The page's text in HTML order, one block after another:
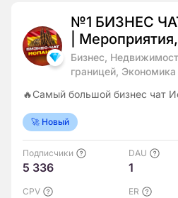
№1 БИЗНЕС
| Мероприятия,
нетворкинг,
реклама в
Мадрид,
Бизнес,
границей,
🔥Самый большой бизнес чат
🚀 Новый
Подписчики
5 336
DAU
1
CPV ER